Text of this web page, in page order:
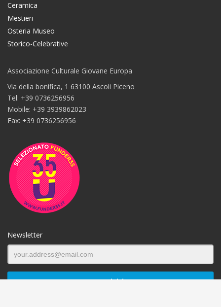
Ceramica
Mestieri
Osteria Museo
Storico-Celebrative
Associazione Culturale Giovane Europa
Via della bonifica, 1 63100 Ascoli Piceno
Tel: +39 0736256956
Mobile: +39 3939862023
Fax: +39 0736256956
Newsletter